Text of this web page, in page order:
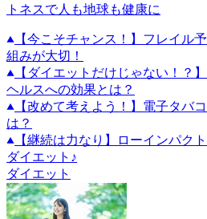
トネスで人も地球も健康に
【今こそチャンス！】フレイル
組みが大切！
【ダイエットだけじゃない！？
ヘルスへの効果とは？
【改めて考えよう！】電子タバ
は？
【継続は力なり】ローインパク
ダイエット♪
ダイエット